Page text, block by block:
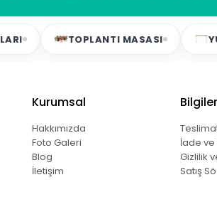
TOPLANTI MASASI
Kurumsal
Hakkımızda
Foto Galeri
Blog
İletişim
İade
Gizlilik
Satış